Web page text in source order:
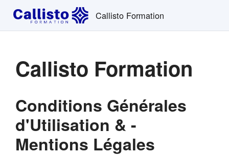
Passer au contenu principal
Callisto Formation
Callisto Formation
Conditions Générales
d'Utilisation & -
Mentions Légales